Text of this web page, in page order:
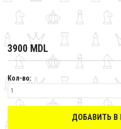
3900 MDL
Кол-во:
ДОБАВИТЬ В